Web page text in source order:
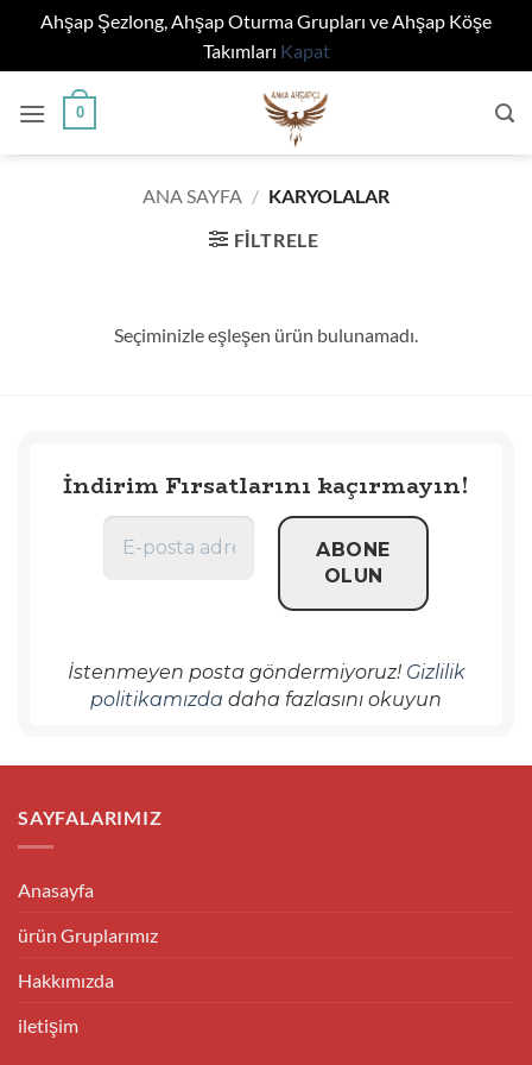
Ahşap Şezlong, Ahşap Oturma Grupları ve Ahşap Köşe
Takımları Kapat
atla
0
ANA SAYFA / KARYOLALAR
FILTRELE
Seçiminizle eşleşen ürün bulunamadı.
İndirim Fırsatlarını kaçırmayın!
İstenmeyen posta göndermiyoruz! Gizlilik
politikamızda daha fazlasını okuyun
SAYFALARIMIZ
Anasayfa
ürün Gruplarımız
Hakkımızda
iletişim